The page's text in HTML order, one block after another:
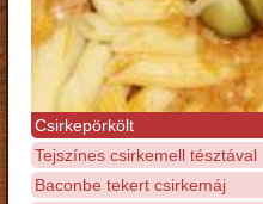
Csirkepörkölt
Tejszínes csirkemell tésztával
Baconbe tekert csirkemáj